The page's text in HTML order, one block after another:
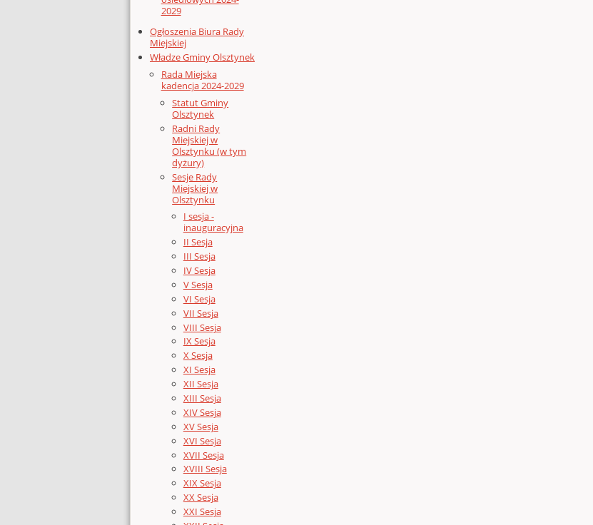
2029
Ogłoszenia Biura Rady
Miejskiej
Władze Gminy Olsztynek
Rada Miejska
kadencja 2024-2029
Statut Gminy
Olsztynek
Radni Rady
Miejskiej w
Olsztynku (w tym
dyżury)
Sesje Rady
Miejskiej w
Olsztynku
I sesja -
inauguracyjna
II Sesja
III Sesja
IV Sesja
V Sesja
VI Sesja
VII Sesja
VIII Sesja
IX Sesja
X Sesja
XI Sesja
XII Sesja
XIII Sesja
XIV Sesja
XV Sesja
XVI Sesja
XVII Sesja
XVIII Sesja
XIX Sesja
XX Sesja
XXI Sesja